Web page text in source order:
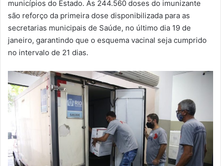
municípios do Estado. As 244.560 doses do imunizante
são reforço da primeira dose disponibilizada para as
secretarias municipais de Saúde, no último dia 19 de
janeiro, garantindo que o esquema vacinal seja cumprido
no intervalo de 21 dias.